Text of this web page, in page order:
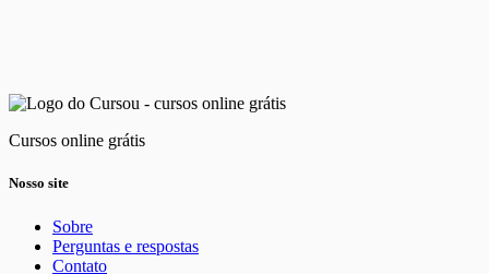
Cursos online grátis
Nosso site
Sobre
Perguntas e respostas
Contato